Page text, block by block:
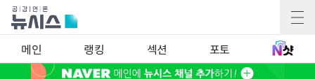
메인 랭킹 섹션 포토